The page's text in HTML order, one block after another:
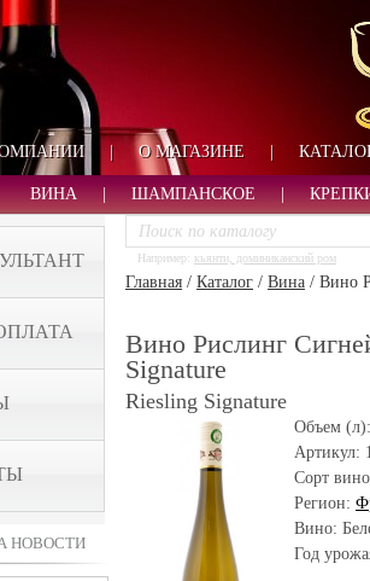
| О МАГАЗИНЕ |
ВИНА ШАМПАНСКОЕ
НОВОСТИ
Например: кьянти, доминиканский ром
Главная / Каталог / Вина / Вино
Вино Рислинг
Signature
Riesling Signature
Объем
Артикул:
Сорт
Регион:
Вино:
Год